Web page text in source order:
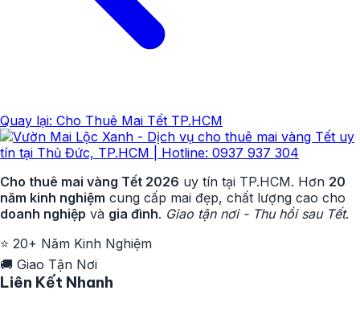
Quay lại: Cho Thuê Mai Tết TP.HCM
Cho thuê mai vàng Tết 2026 uy tín tại TP.HCM. Hơn 20
năm kinh nghiệm cung cấp mai đẹp, chất lượng cao cho
doanh nghiệp và gia đình. Giao tận nơi - Thu hồi sau Tết.
⭐ 20+ Năm Kinh Nghiệm
🚚 Giao Tận Nơi
Liên Kết Nhanh